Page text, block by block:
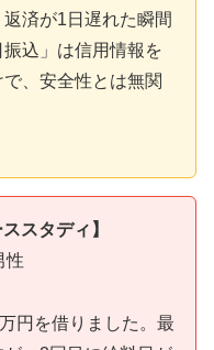
済が1日遅れた瞬間
込」は信用情報を
、安全性とは無関
スタディ】
性
円を借りました。最